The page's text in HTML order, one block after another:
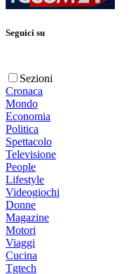
Seguici su
Sezioni
Cronaca
Mondo
Economia
Politica
Spettacolo
Televisione
People
Lifestyle
Videogiochi
Donne
Magazine
Motori
Viaggi
Cucina
Tgtech